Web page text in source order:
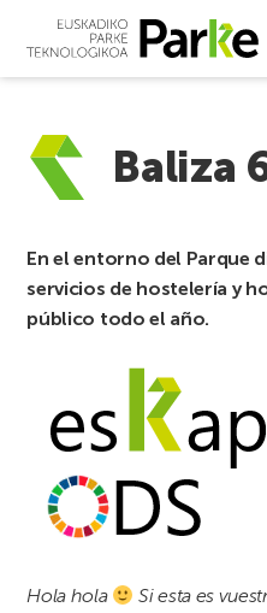
Baliza
En el entorno del Parque
servicios de hostelería y
público todo el año.
Hola hola Si esta es